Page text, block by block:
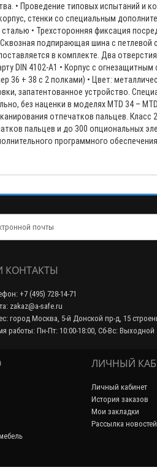
• Проведение типовых испытаний и
стенки со специальным
• Трехсторонняя фиксация
подпирающая шина с петлевой
в комплекте. Два
DIN 4102-A1 • Корпус с
+ 38 с 2 полками) • Цвет:
запатентованное устройство.
без наценки в моделях MTD 34
отпечатков пальцев. Класс
пальцев и до 300 опциональных
программного
КОНТАКТЫ
+7 (495) 728-14-71
zakaz@a-safe.ru
город Москва, 5-й Донской пр-д, 15
работы: Пн-Пт: 10:00-18:00, Сб-Вс: Выходной
ЛИЧНЫЙ
Личный кабинет
История заказов
Мои закладки
Рассылка новостей